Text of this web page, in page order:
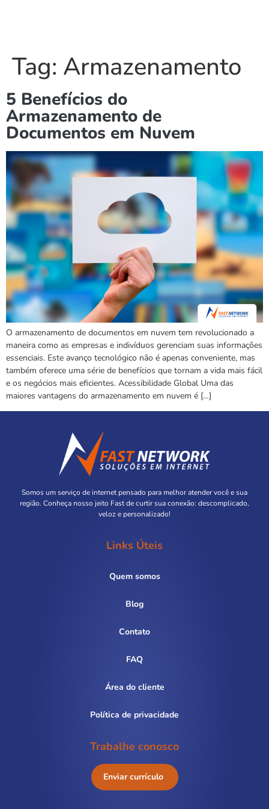
Tag: Armazenamento
5 Benefícios do
Armazenamento de
Documentos em Nuvem
O armazenamento de documentos em nuvem tem revolucionado a
maneira como as empresas e indivíduos gerenciam suas informações
essenciais. Este avanço tecnológico não é apenas conveniente, mas
também oferece uma série de benefícios que tornam a vida mais fácil
e os negócios mais eficientes. Acessibilidade Global Uma das
maiores vantagens do armazenamento em nuvem é […]
Somos um serviço de internet pensado para melhor atender você e sua
região. Conheça nosso jeito Fast de curtir sua conexão: descomplicado,
veloz e personalizado!
Links Úteis
Quem somos
Blog
Contato
FAQ
Área do cliente
Política de privacidade
Trabalhe conosco
Enviar currículo